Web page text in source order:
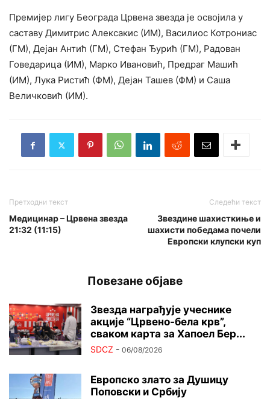
Премијер лигу Београда Црвена звезда је освојила у
саставу Димитрис Алексакис (ИМ), Василиос Котрониас
(ГМ), Дејан Антић (ГМ), Стефан Ђурић (ГМ), Радован
Говедарица (ИМ), Марко Ивановић, Предраг Машић
(ИМ), Лука Ристић (ФМ), Дејан Ташев (ФМ) и Саша
Величковић (ИМ).
Претходни текст
Медицинар – Црвена звезда
21:32 (11:15)
Следећи текст
Звездине шахисткиње и
шахисти победама почели
Европски клупски куп
Повезане објаве
Звезда награђује учеснике
акције “Црвено-бела крв”,
сваком карта за Хапоел Бер...
SDCZ - 06/08/2026
Европско злато за Душицу
Поповски и Србију